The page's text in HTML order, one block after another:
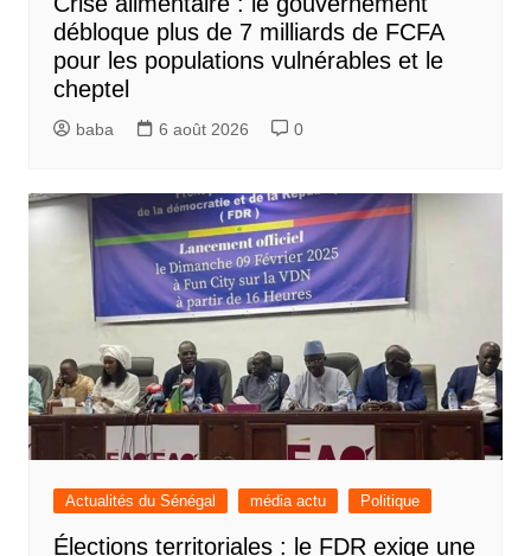
débloque plus de 7 milliards de FCFA
pour les populations vulnérables et le
cheptel
baba 6 août 2026 0
Actualités du Sénégal média actu Politique
Élections territoriales : le FDR exige une